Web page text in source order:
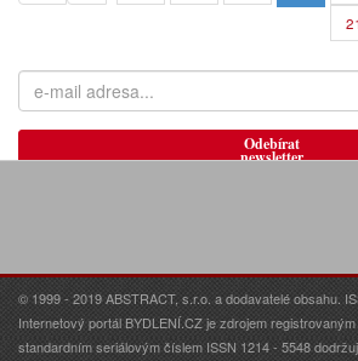
21
Odebírat
newsletter
© 1999 - 2019 ABSTRACT, s.r.o. a dodavatelé obsahu.
Internetový portál BYDLENÍ.CZ je zdrojem
standardním seriálovým číslem ISSN 1214 - 5548